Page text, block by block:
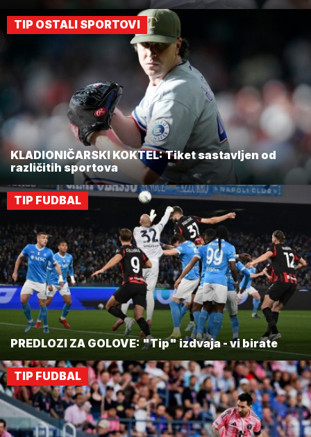
TIP OSTALI SPORTOVI
KLADIONIČARSKI KOKTEL: Tiket sastavljen od
različitih sportova
TIP FUDBAL
PREDLOZI ZA GOLOVE: "Tip" izdvaja - vi birate
TIP FUDBAL